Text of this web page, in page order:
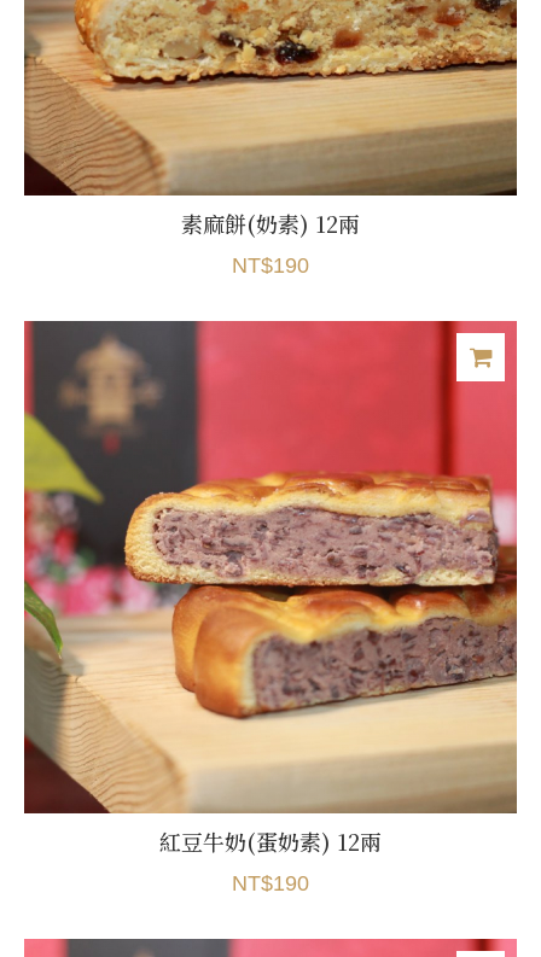
素麻餅(奶素) 12兩
NT$190
紅豆牛奶(蛋奶素) 12兩
NT$190